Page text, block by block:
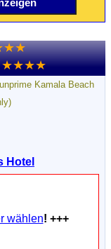
★★
★★★★
Hotel
wählen! +++